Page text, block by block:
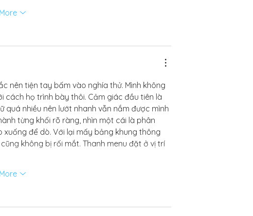
nên tiện tay bấm vào nghía thử. Mình không
cách họ trình bày thôi. Cảm giác đầu tiên là
quá nhiều nên lướt nhanh vẫn nắm được mình
từng khối rõ ràng, nhìn một cái là phân
để dò. Với lại mấy bảng khung thông
không bị rối mắt. Thanh menu đặt ở vị trí